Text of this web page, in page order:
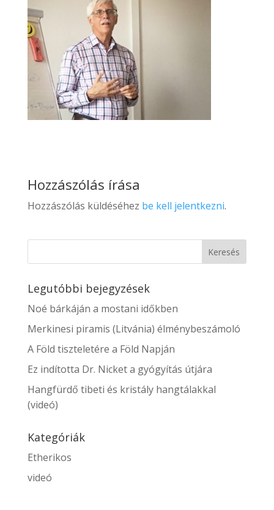
Hozzászólás írása
Hozzászólás küldéséhez be kell jelentkezni.
Legutóbbi bejegyzések
Noé bárkáján a mostani időkben
Merkinesi piramis (Litvánia) élménybeszámoló
A Föld tiszteletére a Föld Napján
Ez indította Dr. Nicket a gyógyítás útjára
Hangfürdő tibeti és kristály hangtálakkal
(videó)
Kategóriák
Etherikos
videó